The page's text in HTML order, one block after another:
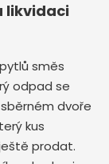
likvidaci
směs
odpad se
dvoře
kus
prodat.